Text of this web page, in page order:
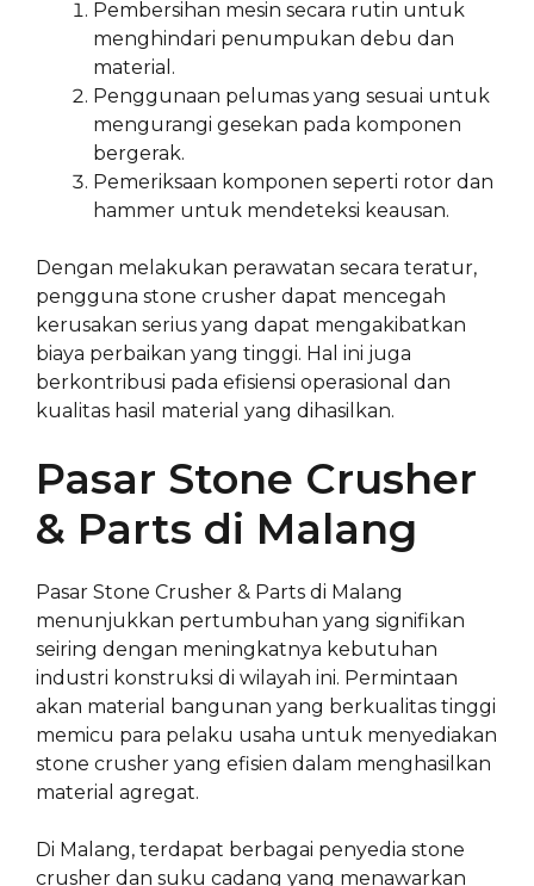
Pembersihan mesin secara rutin untuk
menghindari penumpukan debu dan
material.
Penggunaan pelumas yang sesuai untuk
mengurangi gesekan pada komponen
bergerak.
Pemeriksaan komponen seperti rotor dan
hammer untuk mendeteksi keausan.
Dengan melakukan perawatan secara teratur,
pengguna stone crusher dapat mencegah
kerusakan serius yang dapat mengakibatkan
biaya perbaikan yang tinggi. Hal ini juga
berkontribusi pada efisiensi operasional dan
kualitas hasil material yang dihasilkan.
Pasar Stone Crusher
& Parts di Malang
Pasar Stone Crusher & Parts di Malang
menunjukkan pertumbuhan yang signifikan
seiring dengan meningkatnya kebutuhan
industri konstruksi di wilayah ini. Permintaan
akan material bangunan yang berkualitas tinggi
memicu para pelaku usaha untuk menyediakan
stone crusher yang efisien dalam menghasilkan
material agregat.
Di Malang, terdapat berbagai penyedia stone
crusher dan suku cadang yang menawarkan